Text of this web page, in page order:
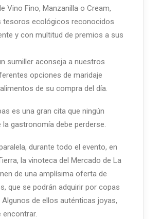
Vino Fino, Manzanilla o Cream,
tesoros ecológicos reconocidos
y con multitud de premios a sus
sumiller aconseja a nuestros
opciones de maridaje
de su compra del día.
es una gran cita que ningún
la gastronomía debe perderse.
durante todo el evento, en
la vinoteca del Mercado de La
de una amplísima oferta de
que se podrán adquirir por copas
de ellos auténticas joyas,
encontrar.